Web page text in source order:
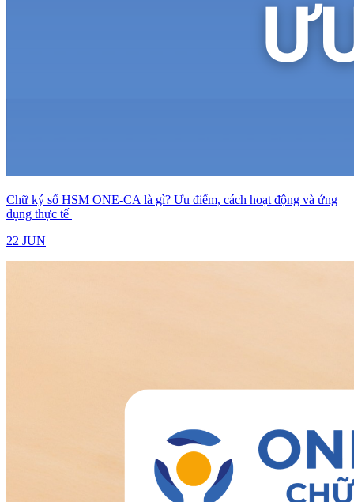
Chữ ký số HSM ONE-CA là gì? Ưu điểm, cách hoạt động và ứng
dụng thực tế
22 JUN